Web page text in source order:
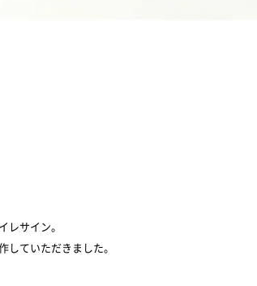
レサイン。
していただきました。